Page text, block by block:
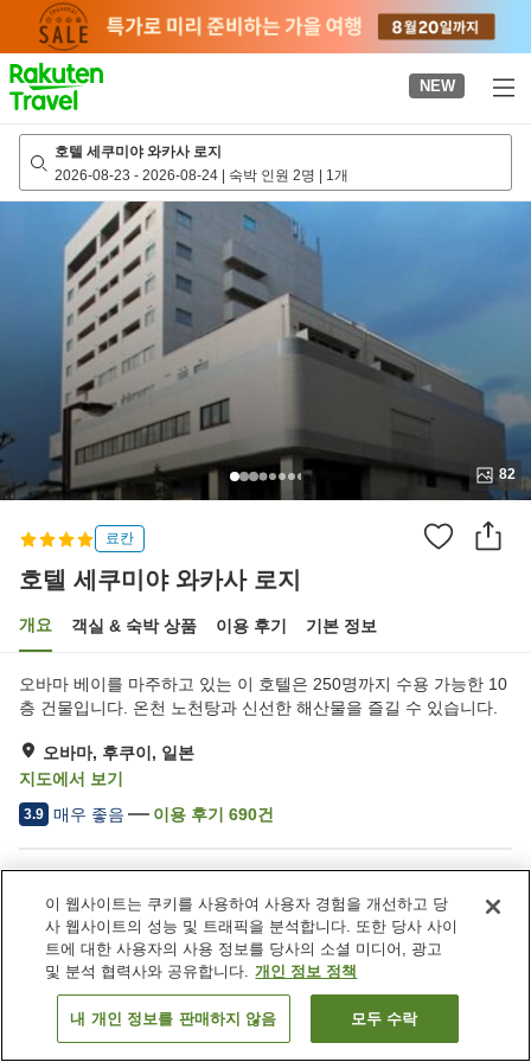
page
NEW
호텔 세쿠미야 와카사 로지
2026-08-23 - 2026-08-24 | 숙박 인원 2명 | 1개
82
료칸
호텔 세쿠미야 와카사 로지
개요 객실 & 숙박 상품 이용 후기 기본 정보
오바마 베이를 마주하고 있는 이 호텔은 250명까지 수용 가능한 10
층 건물입니다. 온천 노천탕과 신선한 해산물을 즐길 수 있습니다.
오바마, 후쿠이, 일본
지도에서 보기
3.9 매우 좋음 이용 후기 690건
주차장
사우나
스파 / 미용실
레스토랑
객실 보기
이 웹사이트는 쿠키를 사용하여 사용자 경험을 개선하고 당
사 웹사이트의 성능 및 트래픽을 분석합니다. 또한 당사 사이
트에 대한 사용자의 사용 정보를 당사의 소셜 미디어, 광고
및 분석 협력사와 공유합니다. 개인 정보 정책
내 개인 정보를 판매하지 않음 모두 수락